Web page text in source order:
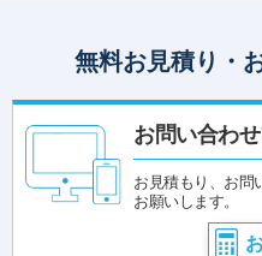
無料お見積り・
お問い合わ
お見積もり、お問
お願いします。